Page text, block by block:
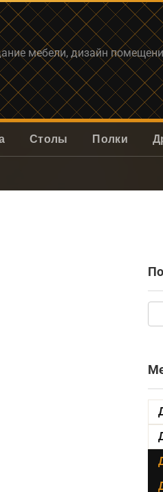
мебели, дизайн
Столы Полки